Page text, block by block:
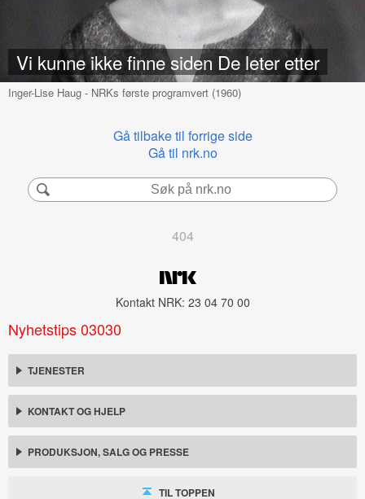
Inger-Lise Haug - NRKs første programvert (1960)
Vi kunne ikke finne siden De leter etter
Gå tilbake til forrige side
Gå til nrk.no
404
Kontakt NRK: 23 04 70 00
Nyhetstips 03030
TJENESTER
KONTAKT OG HJELP
PRODUKSJON, SALG OG PRESSE
TIL TOPPEN